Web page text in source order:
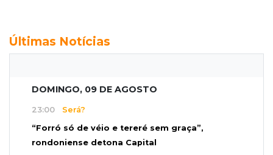
Últimas Notícias
DOMINGO, 09 DE AGOSTO
23:00 Será?
“Forró só de véio e tereré sem graça”,
rondoniense detona Capital